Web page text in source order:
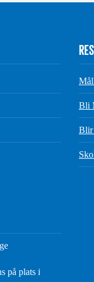
Bli
Blir
på plats i